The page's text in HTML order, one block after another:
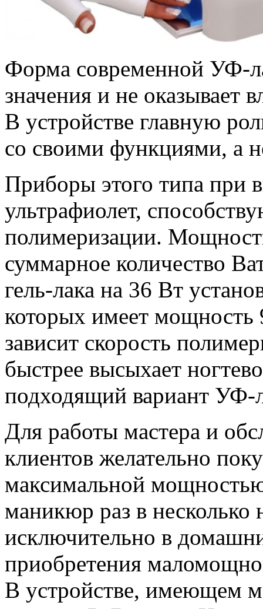
Форма современной УФ-
значения и не оказывает
В устройстве главную
со своими функциями, а
Приборы этого типа при
ультрафиолет,
полимеризации.
суммарное количество
гель-лака на 36 Вт
которых имеет мощность
зависит скорость
быстрее высыхает
подходящий вариант
Для работы мастера и
клиентов желательно
максимальной
маникюр раз в несколько
исключительно в
приобретения
В устройстве, имеющем